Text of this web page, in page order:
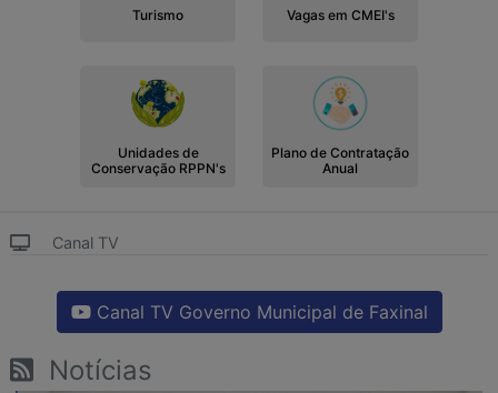
Turismo Vagas em CMEI's
Unidades de
Conservação RPPN's
Plano de Contratação
Anual
Canal TV
Canal TV Governo Municipal de Faxinal
Notícias